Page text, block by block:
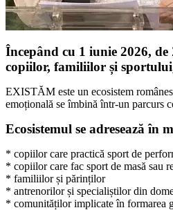
Începând cu 1 iunie 2026,
copiilor, familiilor și
EXISTĂM este un ecosistem
emoțională se îmbină într-un parcurs
Ecosistemul se adresează în
* copiilor care practică sport de
* copiilor care fac sport de masă sau
* familiilor și părinților
* antrenorilor și specialiștilor din
* comunităților implicate în formarea